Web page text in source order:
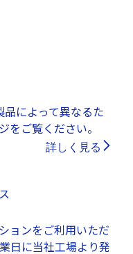
によって異なるた
をご覧ください。
詳しく見る
ョンをご利用いただ
日に当社工場より発